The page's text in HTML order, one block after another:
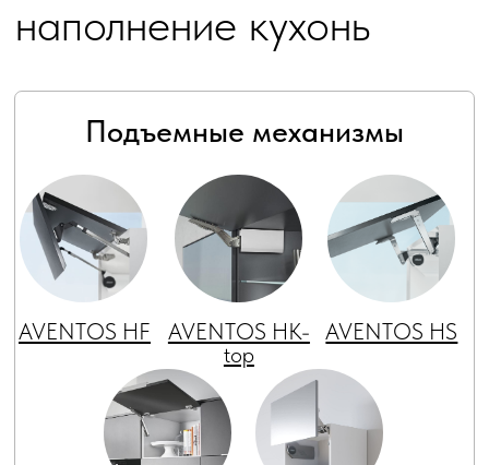
AVENTOS HK-
AVENTOS HL
Выдвижные ящики
Подсветка
Gola-профиля
Подсветка
шкафов-витрин
Подсветка
рабочей зоны